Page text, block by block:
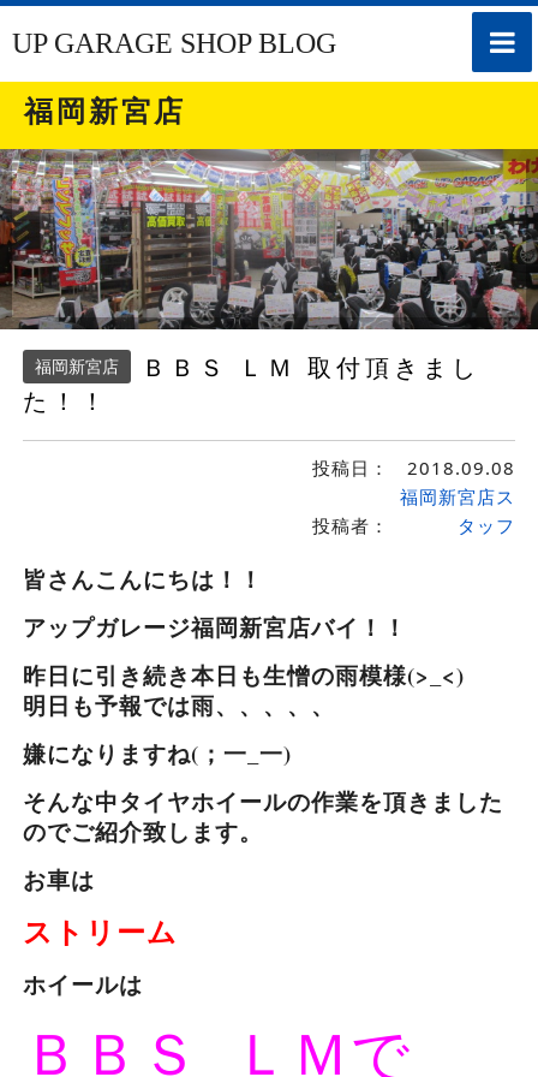
toggle
UP GARAGE SHOP BLOG
福岡新宮店
福岡新宮店
ＢＢＳ ＬＭ 取付頂きまし
た！！
投稿日： 2018.09.08
投稿者：
福岡新宮店ス
タッフ
皆さんこんにちは！！
アップガレージ福岡新宮店バイ！！
昨日に引き続き本日も生憎の雨模様(>_<)
明日も予報では雨、、、、、
嫌になりますね(；一_一)
そんな中タイヤホイールの作業を頂きました
のでご紹介致します。
お車は
ストリーム
ホイールは
ＢＢＳ ＬＭで